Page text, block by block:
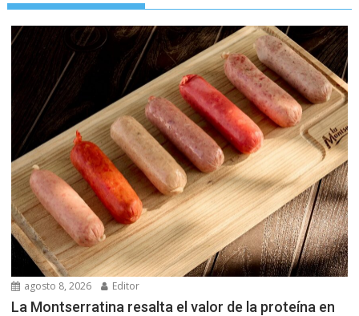
agosto 8, 2026 Editor
La Montserratina resalta el valor de la proteína en